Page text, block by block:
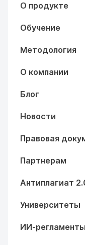
О продукте
Обучение
Методология
О компании
Блог
Новости
Правовая
Партнерам
Антиплагиат
Университеты
ИИ-